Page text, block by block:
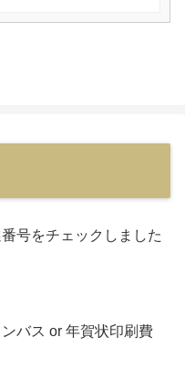
号をチェックしました
バス or 年賀状印刷費